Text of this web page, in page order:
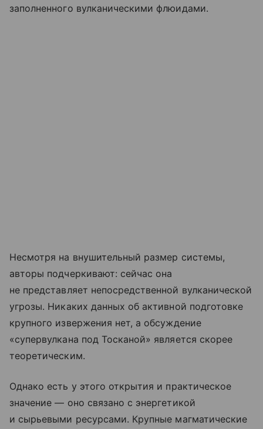
заполненного вулканическими флюидами.
Несмотря на внушительный размер системы,
авторы подчеркивают: сейчас она
не представляет непосредственной вулканической
угрозы. Никаких данных об активной подготовке
крупного извержения нет, а обсуждение
«супервулкана под Тосканой» является скорее
теоретическим.
Однако есть у этого открытия и практическое
значение — оно связано с энергетикой
и сырьевыми ресурсами. Крупные магматические